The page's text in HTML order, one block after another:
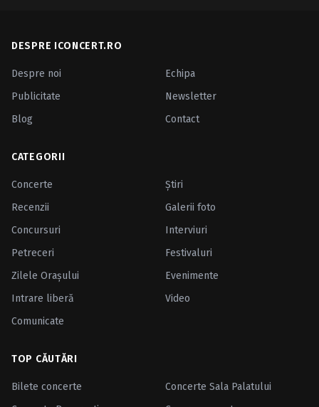
DESPRE ICONCERT.RO
Despre noi
Echipa
Publicitate
Newsletter
Blog
Contact
CATEGORII
Concerte
Ştiri
Recenzii
Galerii foto
Concursuri
Interviuri
Petreceri
Festivaluri
Zilele Oraşului
Evenimente
Intrare liberă
Video
Comunicate
TOP CĂUTĂRI
Bilete concerte
Concerte Sala Palatului